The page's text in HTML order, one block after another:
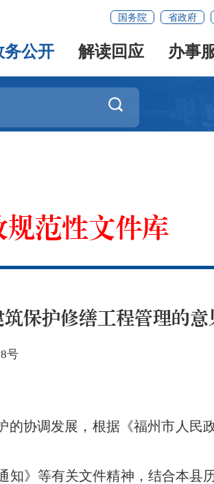
国务院 省政府
务公开 解读回应 办事

范性文件库
保护修缮工程管理的意
号
协调发展，根据《福州市人民
》等有关文件精神，结合本县